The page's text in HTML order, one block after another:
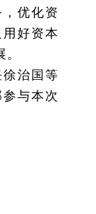
优化资
好资本
治国等
与本次